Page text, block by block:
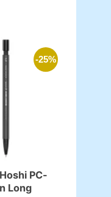
-25%
PC-
Long